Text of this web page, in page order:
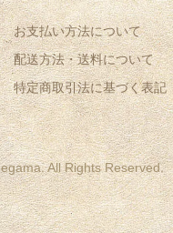
お支払い方法について
配送方法・送料について
特定商取引法に基づく表記
All Rights Reserved.